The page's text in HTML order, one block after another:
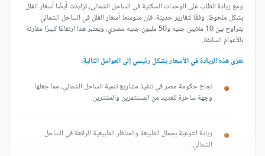
ومع زيادة الطلب على الوحدات السكنية في الساحل الشمالي، تزايدت أيضًا أسعار الفلل
بشكل ملحوظ. وفقًا لتقارير حديثة، فإن متوسط أسعار الفلل في الساحل الشمالي
يتراوح بين 10 ملايين جنيه و50 مليون جنيه مصري، ويعتبر هذا ارتفاعًا كبيرًا مقارنة
بالأعوام السابقة.
تعزى هذه الزيادة في الأسعار بشكل رئيسي إلى العوامل التالية:
نجاح حكومة مصر في تنفيذ مشاريع تنمية الساحل الشمالي، مما جعلها
وجهة ساحرة للعديد من المستثمرين والمشترين.
زيادة التوعية بجمال الطبيعة والمناظر الطبيعية الرائعة في الساحل
الشمالي.